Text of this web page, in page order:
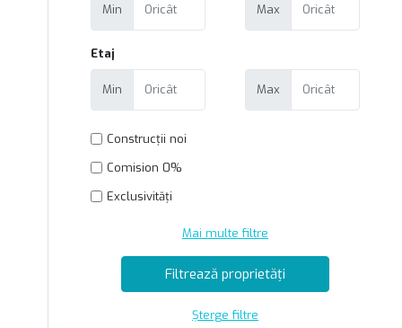
Min Max
Etaj
Min Max
Construcții noi
Comision 0%
Exclusivități
Mai multe filtre
Șterge filtre